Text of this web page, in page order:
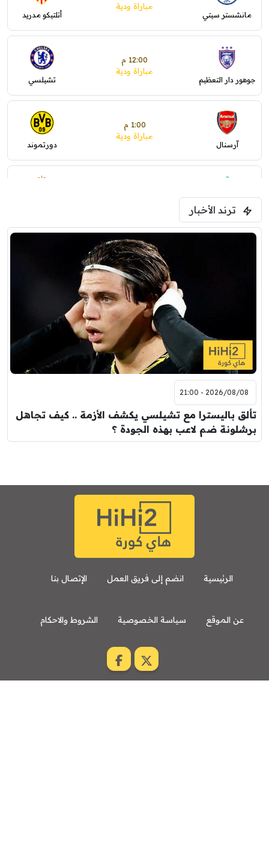
مانشستر سيتي
مباراة ودية
أتلتيكو مدريد
جوهور دار التعظيم
12:00 م
مباراة ودية
تشيلسي
آرسنال
1:00 م
مباراة ودية
دورتموند
ليفربول
ترند الأخبار
2026/08/08 - 21:00
تألق باليسترا مع تشيلسي يكشف الأزمة .. كيف تجاهل
برشلونة ضم لاعب بهذه الجودة ؟
الرئيسية انضم إلى فريق العمل الإتصال بنا
عن الموقع سياسة الخصوصية الشروط والاحكام